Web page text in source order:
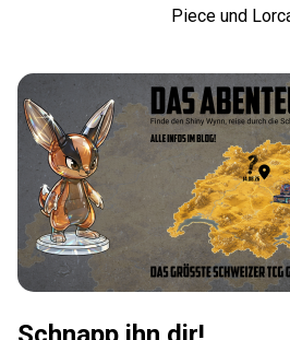
Piece und